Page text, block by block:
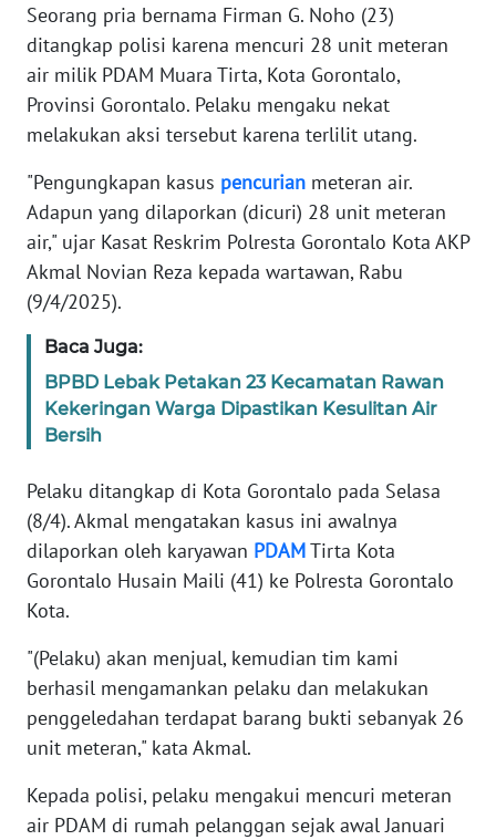
Seorang pria bernama Firman G. Noho (23)
ditangkap polisi karena mencuri 28 unit meteran
air milik PDAM Muara Tirta, Kota Gorontalo,
Provinsi Gorontalo. Pelaku mengaku nekat
melakukan aksi tersebut karena terlilit utang.
"Pengungkapan kasus pencurian meteran air.
Adapun yang dilaporkan (dicuri) 28 unit meteran
air," ujar Kasat Reskrim Polresta Gorontalo Kota AKP
Akmal Novian Reza kepada wartawan, Rabu
(9/4/2025).
Baca Juga:
BPBD Lebak Petakan 23 Kecamatan Rawan
Kekeringan Warga Dipastikan Kesulitan Air
Bersih
Pelaku ditangkap di Kota Gorontalo pada Selasa
(8/4). Akmal mengatakan kasus ini awalnya
dilaporkan oleh karyawan PDAMTirta Kota
Gorontalo Husain Maili (41) ke Polresta Gorontalo
Kota.
"(Pelaku) akan menjual, kemudian tim kami
berhasil mengamankan pelaku dan melakukan
penggeledahan terdapat barang bukti sebanyak 26
unit meteran," kata Akmal.
Kepada polisi, pelaku mengakui mencuri meteran
air PDAM di rumah pelanggan sejak awal Januari
REDAKSI
KARIR
Wahana
News
Regional
WN
WN
JAKARTA
JABAR
WN
BANTEN
NTT
WN
KEPRI
WN
PAPUA